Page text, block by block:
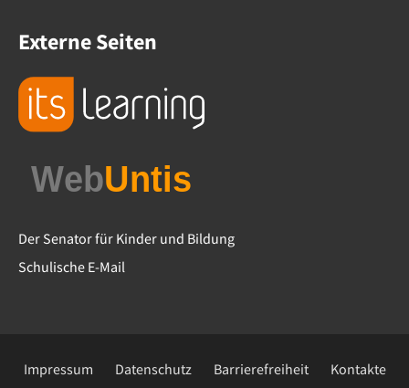
Externe Seiten
Der Senator für Kinder und Bildung
Schulische E-Mail
Impressum Datenschutz Barrierefreiheit Kontakte